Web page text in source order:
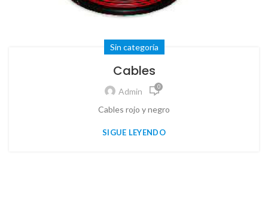
Sin categoría
Cables
Admin 0
Cables rojo y negro
SIGUE LEYENDO